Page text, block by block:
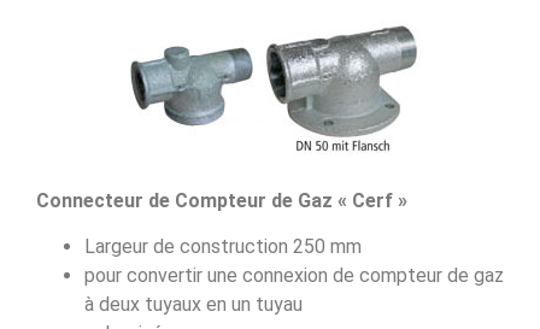
Connecteur de Compteur de Gaz « Cerf »
Largeur de construction 250 mm
pour convertir une connexion de compteur de gaz
à deux tuyaux en un tuyau